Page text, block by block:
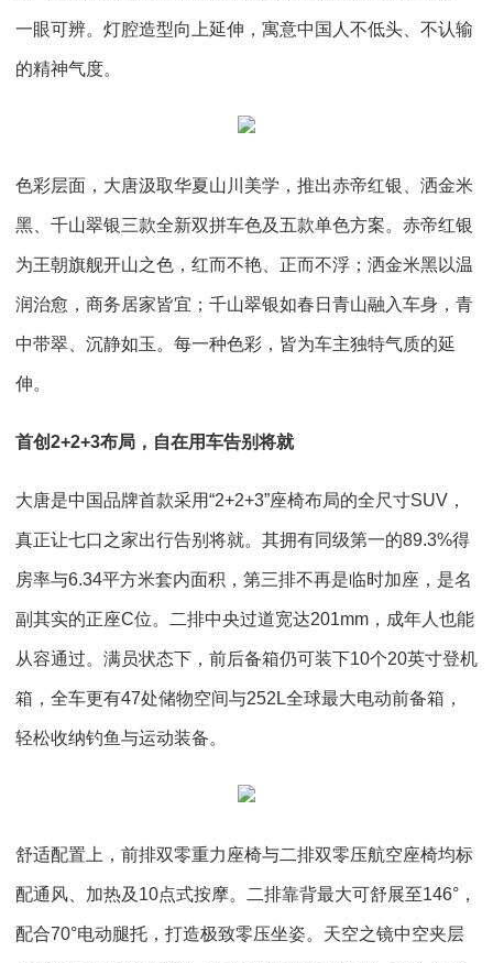
一眼可辨。灯腔造型向上延伸，寓意中国人不低头、不认输
的精神气度。
色彩层面，大唐汲取华夏山川美学，推出赤帝红银、洒金米
黑、千山翠银三款全新双拼车色及五款单色方案。赤帝红银
为王朝旗舰开山之色，红而不艳、正而不浮；洒金米黑以温
润治愈，商务居家皆宜；千山翠银如春日青山融入车身，青
中带翠、沉静如玉。每一种色彩，皆为车主独特气质的延
伸。
首创2+2+3布局，自在用车告别将就
大唐是中国品牌首款采用“2+2+3”座椅布局的全尺寸SUV，
真正让七口之家出行告别将就。其拥有同级第一的89.3%得
房率与6.34平方米套内面积，第三排不再是临时加座，是名
副其实的正座C位。二排中央过道宽达201mm，成年人也能
从容通过。满员状态下，前后备箱仍可装下10个20英寸登机
箱，全车更有47处储物空间与252L全球最大电动前备箱，
轻松收纳钓鱼与运动装备。
舒适配置上，前排双零重力座椅与二排双零压航空座椅均标
配通风、加热及10点式按摩。二排靠背最大可舒展至146°，
配合70°电动腿托，打造极致零压坐姿。天空之镜中空夹层